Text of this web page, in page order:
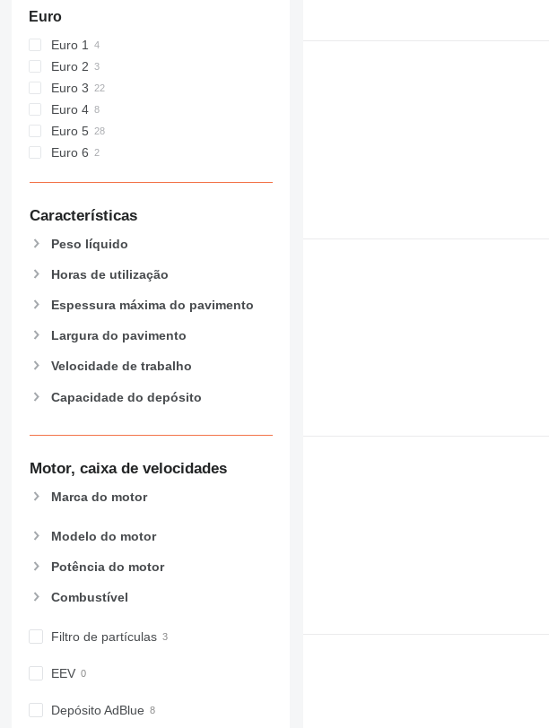
Euro
Euro 1
Euro 2
Euro 3
Euro 4
Euro 5
Euro 6
Características
Peso líquido
Horas de utilização
Espessura máxima do pavimento
Largura do pavimento
Velocidade de trabalho
Capacidade do depósito
Motor, caixa de velocidades
Marca do motor
Modelo do motor
Potência do motor
Combustível
Filtro de partículas
EEV
Depósito AdBlue